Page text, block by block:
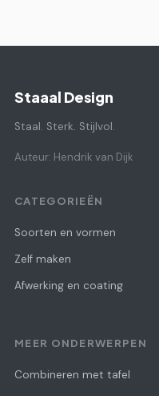
Staaal Design
Staal. Sterk. Stijlvol.
Auteur: Hendrik van Dijk
CATEGORIEËN
Soorten en vormen
Zelf maken
Afwerking en coating
MEER ONDERWERPEN
Combineren met tafel